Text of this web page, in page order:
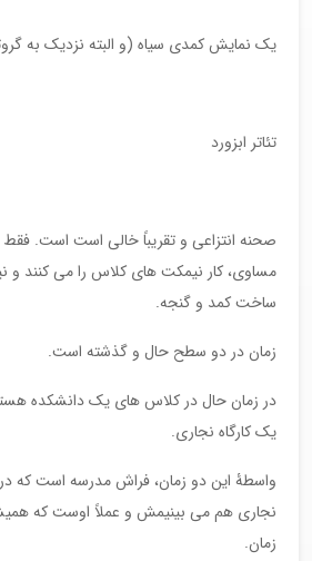
یک نمایش کمدی سیاه (و البته نزدیک به
تئاتر ابزورد
صحنه انتزاعی و تقریباً خالی است است.
مساوی، کار نیمکت های کلاس را می کنند و
ساخت کمد و گنجه.
زمان در دو سطح حال و گذشته است.
در زمان حال در کلاس های یک دانشکده
یک کارگاه نجاری.
واسطۀ این دو زمان، فراش مدرسه است که
نجاری هم می بینیمش و عملاً اوست که
زمان.